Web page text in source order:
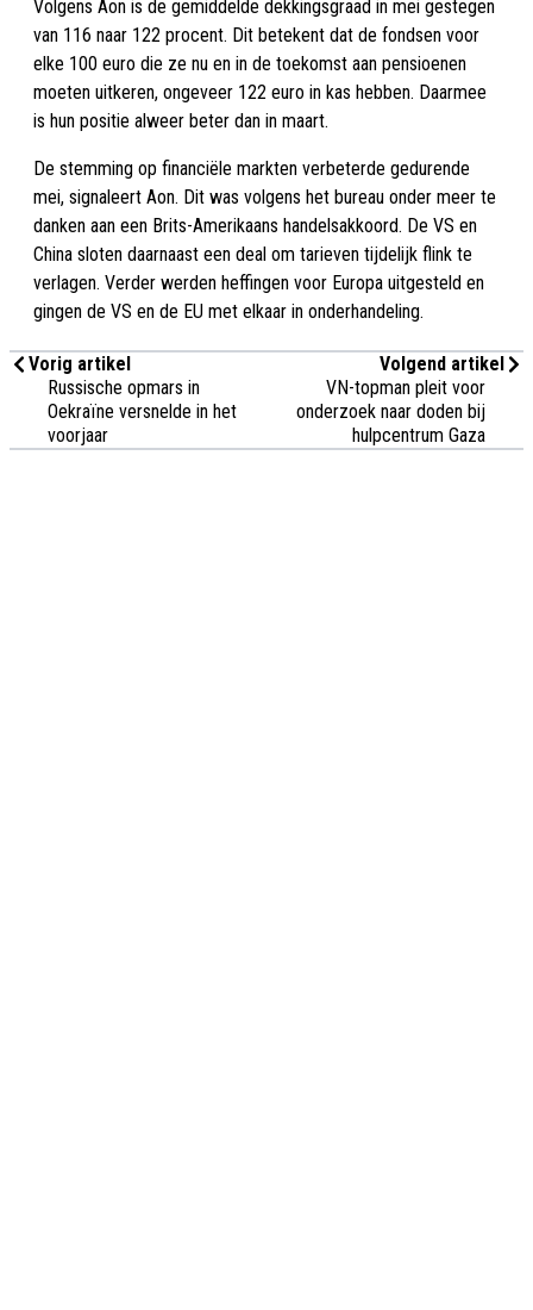
Volgens Aon is de gemiddelde dekkingsgraad in mei gestegen
van 116 naar 122 procent. Dit betekent dat de fondsen voor
elke 100 euro die ze nu en in de toekomst aan pensioenen
moeten uitkeren, ongeveer 122 euro in kas hebben. Daarmee
is hun positie alweer beter dan in maart.
De stemming op financiële markten verbeterde gedurende
mei, signaleert Aon. Dit was volgens het bureau onder meer te
danken aan een Brits-Amerikaans handelsakkoord. De VS en
China sloten daarnaast een deal om tarieven tijdelijk flink te
verlagen. Verder werden heffingen voor Europa uitgesteld en
gingen de VS en de EU met elkaar in onderhandeling.
Vorig artikel
Russische opmars in
Oekraïne versnelde in het
voorjaar
Volgend artikel
VN-topman pleit voor
onderzoek naar doden bij
hulpcentrum Gaza